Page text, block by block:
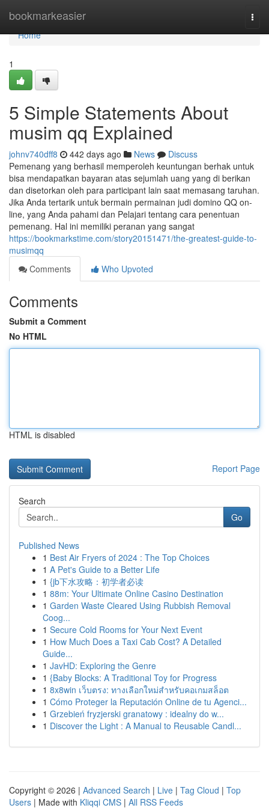
bookmarkeasier
Home
Home
1
5 Simple Statements About
musim qq Explained
johnv740dff8 442 days ago News
Discuss
Pemenang yang berhasil memperoleh keuntungan berhak untuk
bisa mendapatkan bayaran atas sejumlah uang yang di berikan
dan disetorkan oleh para participant lain saat memasang taruhan.
Jika Anda tertarik untuk bermain permainan judi domino QQ on-
line, yang Anda pahami dan Pelajari tentang cara penentuan
pemenang. Hal ini memiliki peranan yang sangat
https://bookmarkstime.com/story20151471/the-greatest-guide-to-
musimqq
Comments
Who Upvoted
Comments
Submit a Comment
No HTML
HTML is disabled
Report Page
Search
Go
Published News
1 Best Air Fryers of 2024 : The Top Choices
1 A Pet's Guide to a Better Life
1 {jb下水攻略：初学者必读
1 88m: Your Ultimate Online Casino Destination
1 Garden Waste Cleared Using Rubbish Removal
Coog...
1 Secure Cold Rooms for Your Next Event
1 How Much Does a Taxi Cab Cost? A Detailed
Guide...
1 JavHD: Exploring the Genre
1 {Baby Blocks: A Traditional Toy for Progress
1 8x8win เว็บตรง: ทางเลือกใหม่สำหรับคอเกมสล็อต
1 Cómo Proteger la Reputación Online de tu Agenci...
1 Grzebień fryzjerski granatowy : idealny do w...
1 Discover the Light : A Manual to Reusable Candl...
Copyright © 2026 | Advanced Search | Live | Tag Cloud | Top
Users | Made with Kliqqi CMS | All RSS Feeds